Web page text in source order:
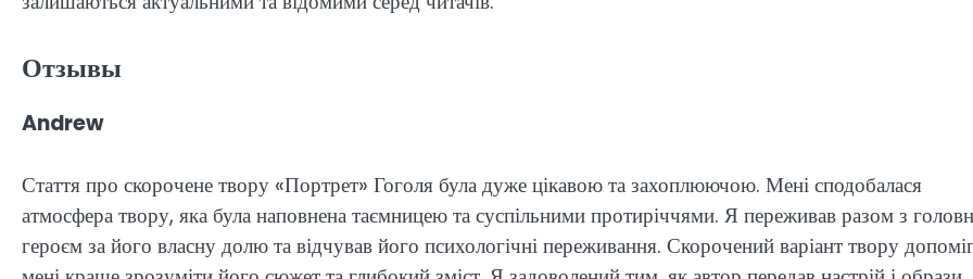
Отзывы
Andrew
Стаття про скорочене твору «Портрет» Гоголя була дуже цікавою та захоплюючою. Мені сподобалася
атмосфера твору, яка була наповнена таємницею та суспільними протиріччями. Я переживав разом з
героєм за його власну долю та відчував його психологічні переживання. Скорочений варіант твору